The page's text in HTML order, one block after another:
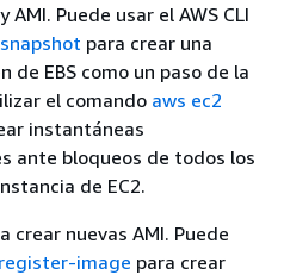
Puede usar el AWS CLI
para crear una
de EBS como un paso de la
el comando aws ec2
instantáneas
ante bloqueos de todos los
de EC2.
crear nuevas AMI. Puede
image para crear